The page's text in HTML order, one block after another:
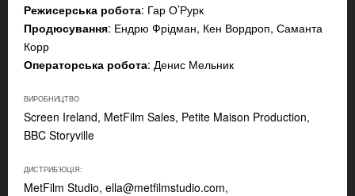
Режисерська робота: Гар О’Рурк
Продюсування: Ендрю Фрідман, Кен Вордроп, Саманта
Корр
Операторська робота: Денис Мельник
ВИРОБНИЦТВО
Screen Ireland, MetFilm Sales, Petite Maison Production,
BBC Storyville
ДИСТРИБ'ЮЦІЯ:
MetFilm Studio, ella@metfilmstudio.com,